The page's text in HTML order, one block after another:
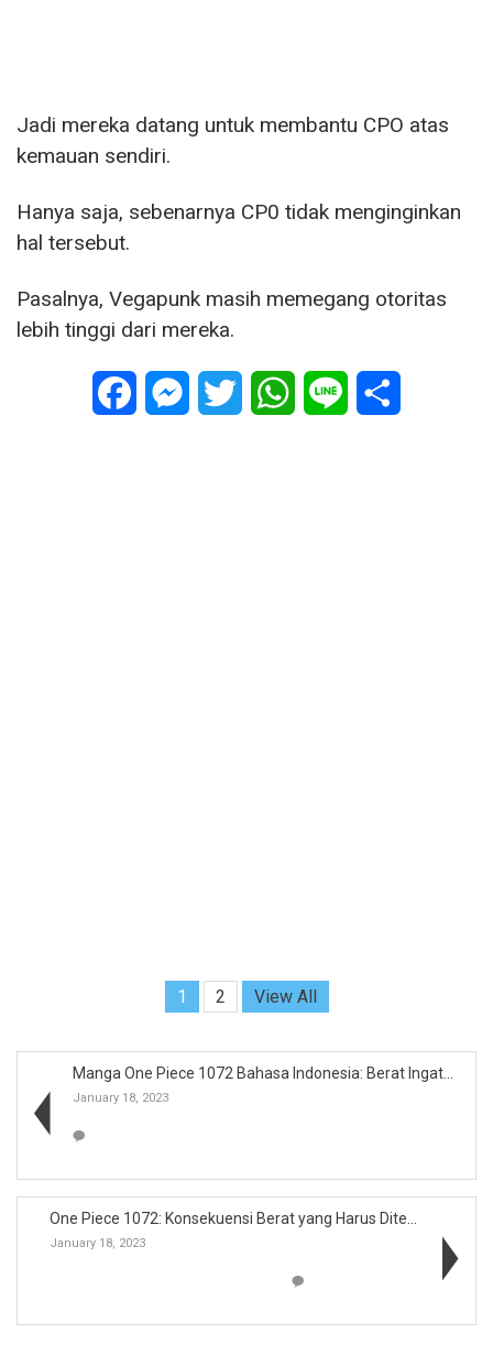
Jadi mereka datang untuk membantu CPO atas
kemauan sendiri.
Hanya saja, sebenarnya CP0 tidak menginginkan
hal tersebut.
Pasalnya, Vegapunk masih memegang otoritas
lebih tinggi dari mereka.
FacebookMessenger
Twitter WhatsApp
Line
1 2 View All
Manga One Piece 1072 Bahasa Indonesia: Berat Ingat...
January 18, 2023
One Piece 1072: Konsekuensi Berat yang Harus Diter...
January 18, 2023